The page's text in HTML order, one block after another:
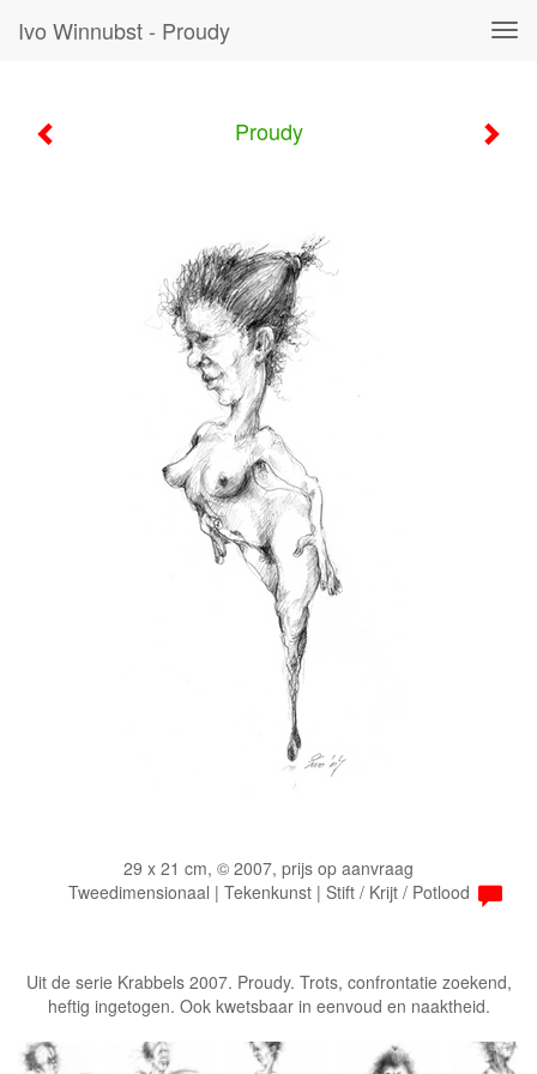
Ivo Winnubst - Proudy
Proudy
29 x 21 cm, © 2007, prijs op aanvraag
Tweedimensionaal | Tekenkunst | Stift / Krijt / Potlood
Uit de serie Krabbels 2007. Proudy. Trots, confrontatie zoekend,
heftig ingetogen. Ook kwetsbaar in eenvoud en naaktheid.